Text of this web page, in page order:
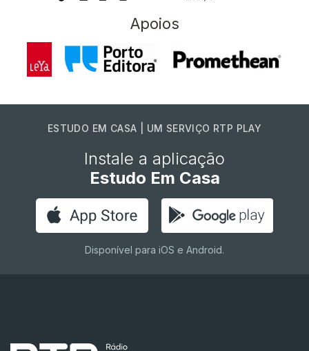
Apoios
ESTUDO EM CASA | UM SERVIÇO RTP PLAY
Instale a aplicação
Estudo Em Casa
Disponível para iOS e Android.